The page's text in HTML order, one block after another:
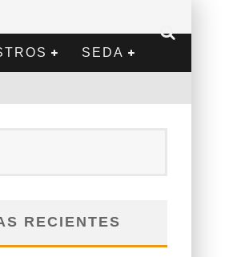
SEDA
RECIENTES